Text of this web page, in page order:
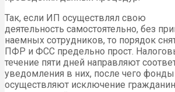
Так, если ИП осуществлял свою
деятельность самостоятельно, без
наемных сотрудников, то порядок
ПФР и ФСС предельно прост.
течение пяти дней направляют
уведомления в них, после чего фонды
осуществляют исключение